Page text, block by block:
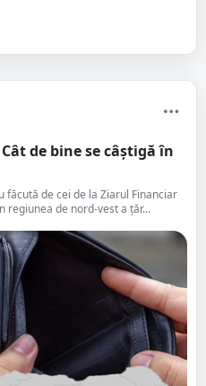
de bine se câștigă în
de cei de la Ziarul Financiar
regiunea de nord-vest a țăr...